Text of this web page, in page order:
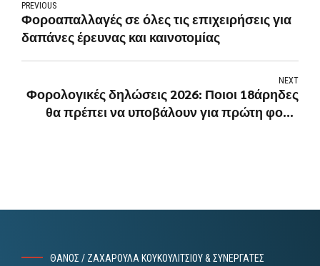
PREVIOUS
Φοροαπαλλαγές σε όλες τις επιχειρήσεις για
δαπάνες έρευνας και καινοτομίας
NEXT
Φορολογικές δηλώσεις 2026: Ποιοι 18άρηδες
θα πρέπει να υποβάλουν για πρώτη φορά
ΘΑΝΟΣ / ΖΑΧΑΡΟΥΛΑ ΚΟΥΚΟΥΛΙΤΣΙΟΥ & ΣΥΝΕΡΓΑΤΕΣ